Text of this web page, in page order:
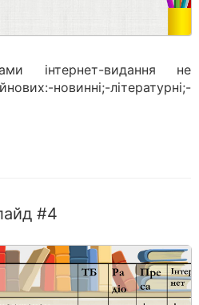
інтернет-видання не
новинні;-літературні;-
#4